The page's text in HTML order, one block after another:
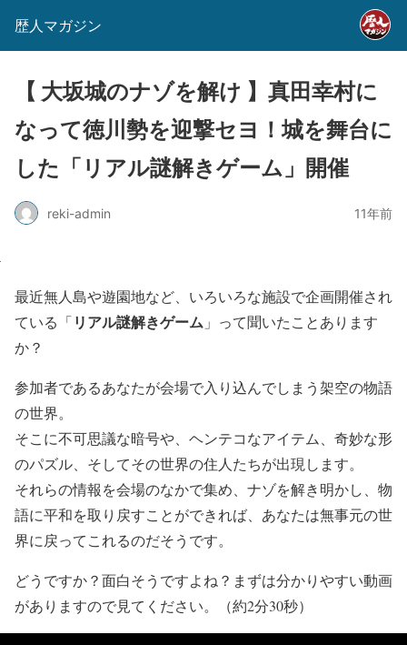
歴人マガジン
【 大坂城のナゾを解け 】真田幸村に
なって徳川勢を迎撃セヨ！城を舞台に
した「リアル謎解きゲーム」開催
reki-admin 11年前
最近無人島や遊園地など、いろいろな施設で企画開催され
ている「リアル謎解きゲーム 」って聞いたことあります
か？
参加者であるあなたが会場で入り込んでしまう架空の物語
の世界。
そこに不可思議な暗号や、ヘンテコなアイテム、奇妙な形
のパズル、そしてその世界の住人たちが出現します。
それらの情報を会場のなかで集め、ナゾを解き明かし、物
語に平和を取り戻すことができれば、あなたは無事元の世
界に戻ってこれるのだそうです。
どうですか？面白そうですよね？まずは分かりやすい動画
がありますので見てください。（約2分30秒）